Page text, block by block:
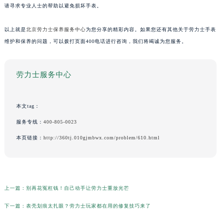
请寻求专业人士的帮助以避免损坏手表。
以上就是北京劳力士保养服务中心为您分享的精彩内容。如果您还有其他关于劳力士手表
维护和保养的问题，可以拨打页面400电话进行咨询，我们将竭诚为您服务。
劳力士服务中心
本文tag：
服务专线： 400-805-0023
本页链接： http://360tj.010gjmbwx.com/problem/610.html
上一篇： 别再花冤枉钱！自己动手让劳力士重放光芒
下一篇： 表壳划痕太扎眼？劳力士玩家都在用的修复技巧来了